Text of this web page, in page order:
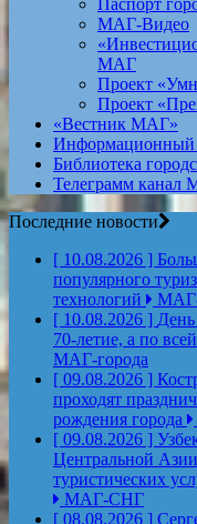
МАГ-Видео
МАГ
Проект
Проект
«Вестник МАГ»
Библиотека
Телеграмм канал
Последние новости
[ 10.08.2026 ]
популярного
технологий
[ 10.08.2026 ] День
70‑летие, а по
МАГ-города
[ 09.08.2026 ]
проходят
рождения города
[ 09.08.2026 ]
Центральной
туристических
МАГ-СНГ
[ 08.08.2026 ]